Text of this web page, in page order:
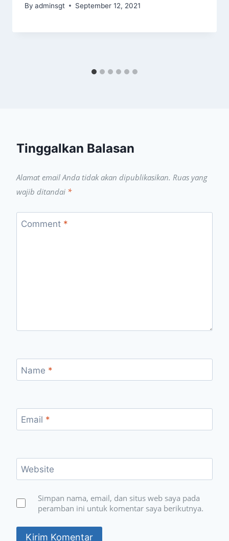
By adminsgt September 12, 2021
Tinggalkan Balasan
Alamat email Anda tidak akan dipublikasikan. Ruas yang
wajib ditandai *
Comment *
Name *
Email *
Website
Simpan nama, email, dan situs web saya pada
peramban ini untuk komentar saya berikutnya.